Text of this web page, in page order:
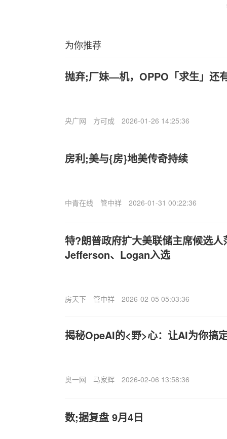
为你推荐
抛弃;厂妹—机，OPPO「求生」还
央广网 方可成 2026-01-26 14:25:36
房利;美与{房}地美传奇持续
中青在线 管中祥 2026-01-31 00:22:36
特?朗普政府扩大美联储主席候选人
Jefferson、Logan入选
房天下 管中祥 2026-02-05 05:03:36
揭秘OpeAI的<野>心：让AI为你搞
奥一网 马家辉 2026-02-06 13:58:36
数;据复盘 9月4日